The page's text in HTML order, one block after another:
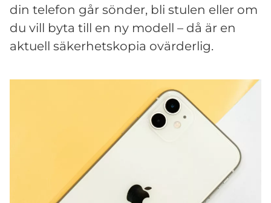
din telefon går sönder, bli stulen eller om
du vill byta till en ny modell – då är en
aktuell säkerhetskopia ovärderlig.